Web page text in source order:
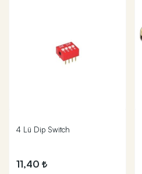
4 Lü Dip Switch
11,40